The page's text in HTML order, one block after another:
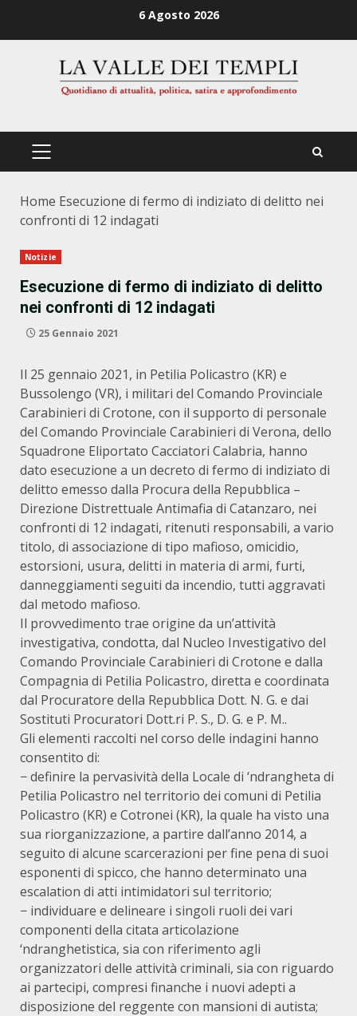
6 Agosto 2026
PRIMÄRES
Home Esecuzione di fermo di indiziato di delitto nei
confronti di 12 indagati
Notizie
Esecuzione di fermo di indiziato di delitto
nei confronti di 12 indagati
25 Gennaio 2021
Il 25 gennaio 2021, in Petilia Policastro (KR) e
Bussolengo (VR), i militari del Comando Provinciale
Carabinieri di Crotone, con il supporto di personale
del Comando Provinciale Carabinieri di Verona, dello
Squadrone Eliportato Cacciatori Calabria, hanno
dato esecuzione a un decreto di fermo di indiziato di
delitto emesso dalla Procura della Repubblica –
Direzione Distrettuale Antimafia di Catanzaro, nei
confronti di 12 indagati, ritenuti responsabili, a vario
titolo, di associazione di tipo mafioso, omicidio,
estorsioni, usura, delitti in materia di armi, furti,
danneggiamenti seguiti da incendio, tutti aggravati
dal metodo mafioso.
Il provvedimento trae origine da un’attività
investigativa, condotta, dal Nucleo Investigativo del
Comando Provinciale Carabinieri di Crotone e dalla
Compagnia di Petilia Policastro, diretta e coordinata
dal Procuratore della Repubblica Dott. N. G. e dai
Sostituti Procuratori Dott.ri P. S., D. G. e P. M..
Gli elementi raccolti nel corso delle indagini hanno
consentito di:
− definire la pervasività della Locale di ‘ndrangheta di
Petilia Policastro nel territorio dei comuni di Petilia
Policastro (KR) e Cotronei (KR), la quale ha visto una
sua riorganizzazione, a partire dall’anno 2014, a
seguito di alcune scarcerazioni per fine pena di suoi
esponenti di spicco, che hanno determinato una
escalation di atti intimidatori sul territorio;
− individuare e delineare i singoli ruoli dei vari
componenti della citata articolazione
‘ndranghetistica, sia con riferimento agli
organizzatori delle attività criminali, sia con riguardo
ai partecipi, compresi finanche i nuovi adepti a
disposizione del reggente con mansioni di autista;